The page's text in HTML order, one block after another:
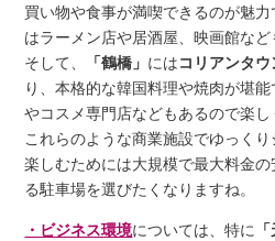
買い物や食事が満喫できるのが魅
はラーメン店や居酒屋、映画館など
そして、
「鶴橋」 にはコリアンタウ
り、本格的な韓国料理や焼肉が堪
やコスメ専門店などもあるので楽し
これらのような商業施設でゆっく
楽しむためには大規模で最大料金
る駐車場を選びたくなりますね。
・ビジネス環境については、特に